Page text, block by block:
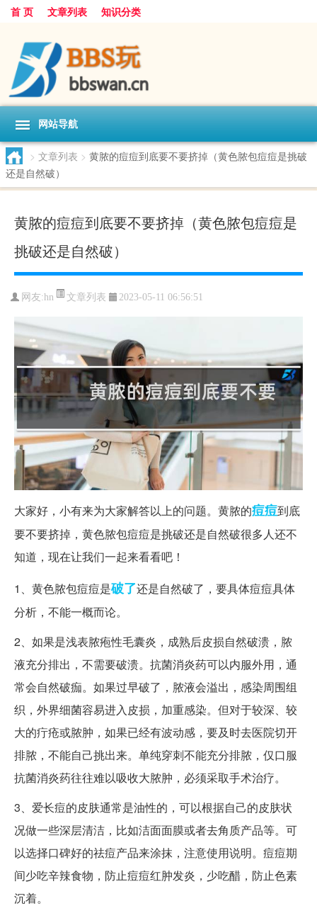
首 页 文章列表 知识分类
网站导航
> 文章列表 > 黄脓的痘痘到底要不要挤掉（黄色脓包痘痘是挑破
还是自然破）
黄脓的痘痘到底要不要挤掉（黄色脓包痘痘是
挑破还是自然破）
网友:hn 文章列表 2023-05-11 06:56:51
大家好，小有来为大家解答以上的问题。黄脓的痘痘到底
要不要挤掉，黄色脓包痘痘是挑破还是自然破很多人还不
知道，现在让我们一起来看看吧！
1、黄色脓包痘痘是破了还是自然破了，要具体痘痘具体
分析，不能一概而论。
2、如果是浅表脓疱性毛囊炎，成熟后皮损自然破溃，脓
液充分排出，不需要破溃。抗菌消炎药可以内服外用，通
常会自然破痂。如果过早破了，脓液会溢出，感染周围组
织，外界细菌容易进入皮损，加重感染。但对于较深、较
大的疔疮或脓肿，如果已经有波动感，要及时去医院切开
排脓，不能自己挑出来。单纯穿刺不能充分排脓，仅口服
抗菌消炎药往往难以吸收大脓肿，必须采取手术治疗。
3、爱长痘的皮肤通常是油性的，可以根据自己的皮肤状
况做一些深层清洁，比如洁面面膜或者去角质产品等。可
以选择口碑好的祛痘产品来涂抹，注意使用说明。痘痘期
间少吃辛辣食物，防止痘痘红肿发炎，少吃醋，防止色素
沉着。